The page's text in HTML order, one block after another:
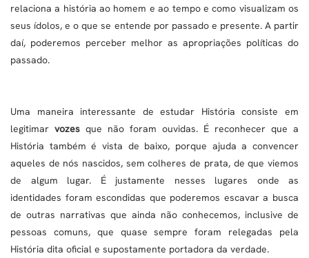
relaciona a história ao homem e ao tempo e como visualizam os
seus ídolos, e o que se entende por passado e presente. A partir
daí, poderemos perceber melhor as apropriações políticas do
passado.
Uma maneira interessante de estudar História consiste em
legitimar vozes que não foram ouvidas. É reconhecer que a
História também é vista de baixo, porque ajuda a convencer
aqueles de nós nascidos, sem colheres de prata, de que viemos
de algum lugar. É justamente nesses lugares onde as
identidades foram escondidas que poderemos escavar a busca
de outras narrativas que ainda não conhecemos, inclusive de
pessoas comuns, que quase sempre foram relegadas pela
História dita oficial e supostamente portadora da verdade.